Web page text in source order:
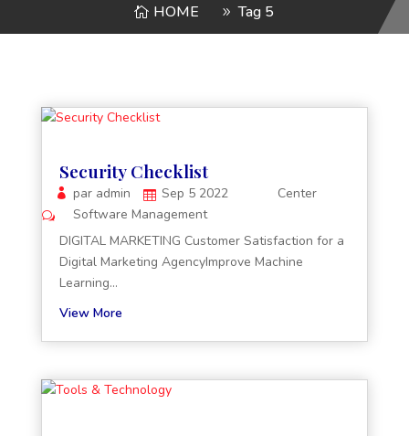
HOME Tag 5
Security Checklist
par admin Sep 5 2022
Center
Software Management
DIGITAL MARKETING Customer Satisfaction for a
Digital Marketing AgencyImprove Machine
Learning...
View More